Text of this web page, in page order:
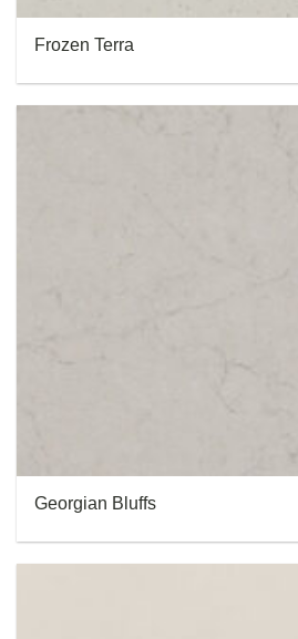
Frozen Terra
Georgian Bluffs